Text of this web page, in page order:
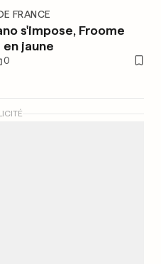
FRANCE
s'impose, Froome
jaune
0